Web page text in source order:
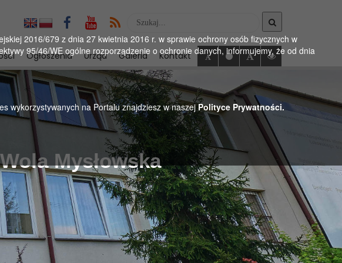
2016/679 z dnia 27 kwietnia 2016 r. w sprawie ochrony osób fizycznych w
95/46/WE ogólne rozporządzenie o ochronie danych, informujemy, że od dnia
wykorzystywanych na Portalu znajdziesz w naszejPolityce Prywatności.
Wyszukaj
serwise
Ogłoszenia Urząd Galeria Kontakt
Mysłowska